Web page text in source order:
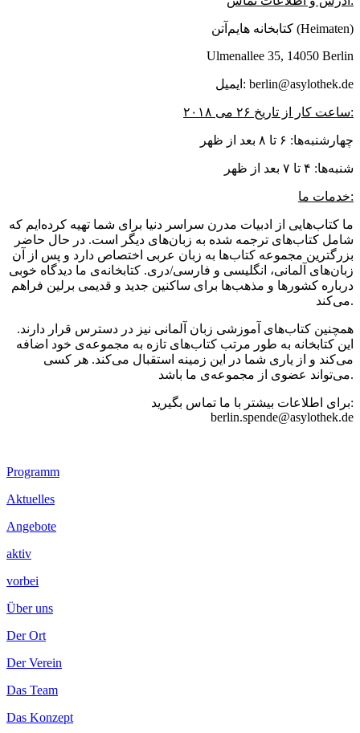
کتابخانه هایم‌آتن (Heimaten)
Ulmenallee 35, 14050 Berlin
ایمیل: berlin@asylothek.de
ساعت کار از تاریخ ۲۶ می ۲۰۱۸:
چهارشنبه‌ها: ۶ تا ۸ بعد از ظهر
شنبه‌ها: ۴ تا ۷ بعد از ظهر
خدمات ما:
ما کتاب‌هایی از ادبیات مدرن سراسر دنیا برای شما تهیه کرده‌ایم که
شامل کتاب‌های ترجمه شده به زبان‌های دیگر است. در حال حاضر
بزرگترین مجموعه کتاب‌ها به زبان عربی اختصاص دارد و پس از آن
زبان‌های آلمانی، انگلیسی و فارسی/دری. کتابخانه‌ی ما دیدگاه خوبی
درباره کشورها و مذهب‌ها برای ساکنین جدید و قدیمی برلین فراهم
می‌کند.
همچنین کتاب‌های آموزشی زبان آلمانی نیز در دسترس قرار دارند.
این کتابخانه به طور مرتب کتاب‌های تازه به مجموعه‌ی خود اضافه
می‌کند و از یاری شما در این زمینه استقبال می‌کند. هر کسی
می‌تواند عضوی از مجموعه‌ی ما باشد.
برای اطلاعات بیشتر با ما تماس بگیرید:
berlin.spende@asylothek.de
Footer
Inhalt
Programm
Aktuelles
Angebote
aktiv
vorbei
Über uns
Der Ort
Der Verein
Das Team
Das Konzept